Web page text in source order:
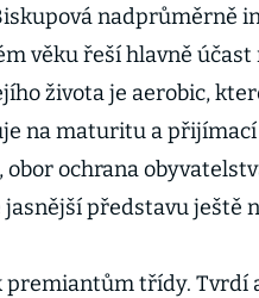
nadprůměrně
věku řeší hlavně
života je aerobic,
na maturitu a
ochrana
představu ještě
třídy. Tvrdí